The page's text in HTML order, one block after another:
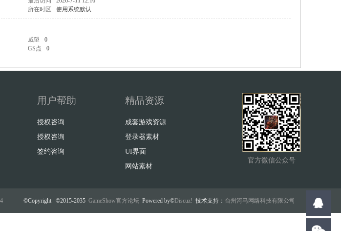
所在时区 使用系统默认
威望
0
GS点 0
用户帮助
授权咨询
授权咨询
签约咨询
精品资源
成套游戏资源
登录器素材
UI界面
网站素材
官方微信公众号
©Copyright ©2015-2035 GameShow官方论坛 Powered by©Discuz! 技术支持： 台州河马网络科技有限公司